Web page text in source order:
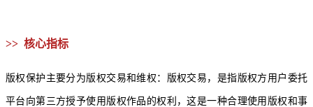
>> 核心指标
版权保护主要分为版权交易和维权：版权交易，是指版权方用户委托
平台向第三方授予使用版权作品的权利，这是一种合理使用版权和事